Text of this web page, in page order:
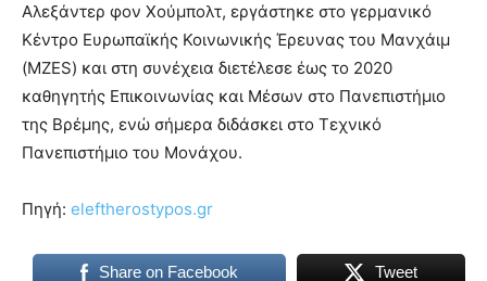
Αλεξάντερ φον Χούμπολτ, εργάστηκε στο γερμανικό
Κέντρο Ευρωπαϊκής Κοινωνικής Έρευνας του Μανχάιμ
(MZES) και στη συνέχεια διετέλεσε έως το 2020
καθηγητής Επικοινωνίας και Μέσων στο Πανεπιστήμιο
της Βρέμης, ενώ σήμερα διδάσκει στο Τεχνικό
Πανεπιστήμιο του Μονάχου.
Πηγή: eleftherostypos.gr
Share on Facebook Tweet